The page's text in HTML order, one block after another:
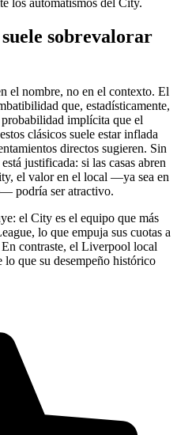
los automatismos del City.
sobrevalorar
el nombre, no en el contexto. El
que, estadísticamente,
implícita que el
clásicos suele estar inflada
directos sugieren. Sin
justificada: si las casas abren
el valor en el local —ya sea en
podría ser atractivo.
el City es el equipo que más
lo que empuja sus cuotas a
contraste, el Liverpool local
lo que su desempeño histórico